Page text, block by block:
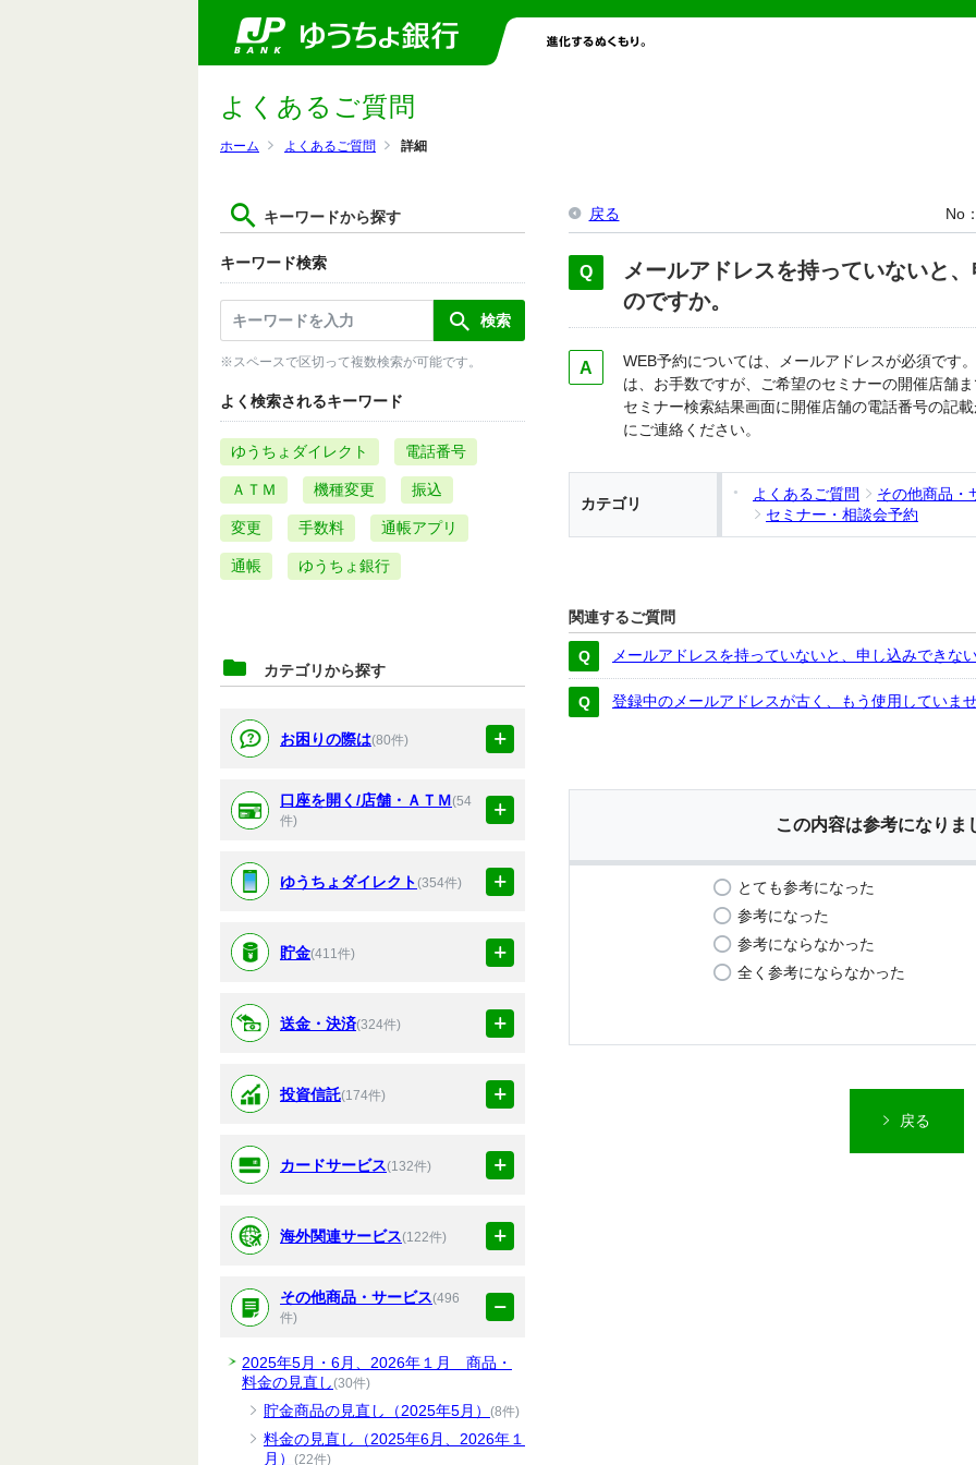
ホーム よくあるご質問 詳細
よくあるご質問
キーワードから探す
キーワード検索
※スペースで区切って複数検索が可能です。
よく検索されるキーワード
ゆうちょダイレクト 電話番号
ＡＴＭ 機種変更 振込
変更 手数料 通帳アプリ
通帳 ゆうちょ銀行
カテゴリから探す
お困りの際は(80件)
口座を開く/店舗・ＡＴＭ(54
件)
ゆうちょダイレクト(354件)
貯金(411件)
送金・決済(324件)
投資信託(174件)
カードサービス(132件)
海外関連サービス(122件)
その他商品・サービス(496
件)
2025年5月・6月、2026年１月 商品・
料金の見直し(30件)
貯金商品の見直し（2025年5月） (8件)
料金の見直し（2025年6月、2026年１
月） (22件)
戻る No
メールアドレスを持っていないと
のですか。
WEB予約については、メールアドレスが必須です
は、お手数ですが、ご希望のセミナーの開催店舗
セミナー検索結果画面に開催店舗の電話番号の記
にご連絡ください。
カテゴリ
よくあるご質問
その他商品・
セミナー・相談会予約
関連するご質問
メールアドレスを持っていないと、申し込みできな
登録中のメールアドレスが古く、もう使用していま
この内容は参考になりま
とても参考になった
参考になった
参考にならなかった
全く参考にならなかった
戻る